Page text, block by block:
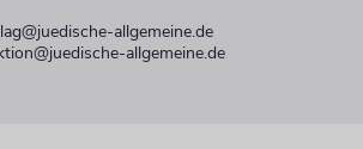
allgemeine.de
allgemeine.de